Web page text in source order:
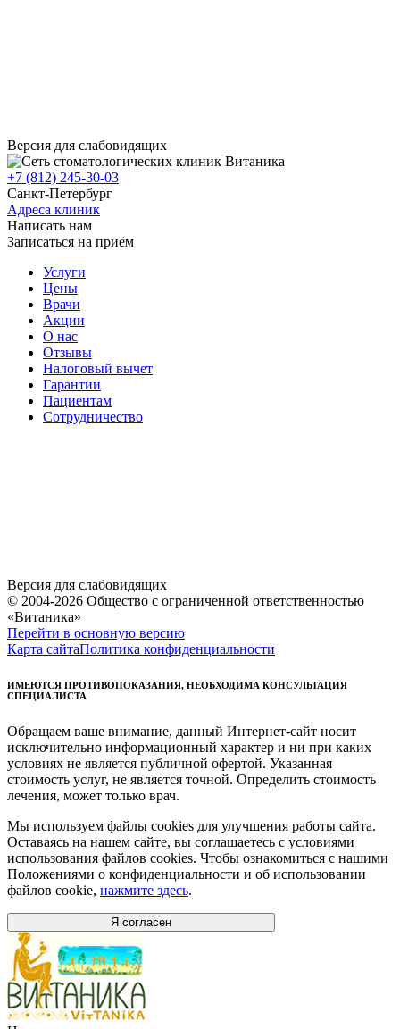
Версия для слабовидящих
+7 (812) 245-30-03
Санкт-Петербург
Адреса клиник
Написать нам
Записаться на приём
Услуги
Цены
Врачи
Акции
О нас
Отзывы
Налоговый вычет
Гарантии
Пациентам
Сотрудничество
Версия для слабовидящих
© 2004-2026 Общество с ограниченной ответственностью
«Витаника»
Перейти в основную версию
Карта сайтаПолитика конфиденциальности
ИМЕЮТСЯ ПРОТИВОПОКАЗАНИЯ, НЕОБХОДИМА КОНСУЛЬТАЦИЯ
СПЕЦИАЛИСТА
Обращаем ваше внимание, данный Интернет-сайт носит
исключительно информационный характер и ни при каких
условиях не является публичной офертой. Указанная
стоимость услуг, не является точной. Определить стоимость
лечения, может только врач.
Мы используем файлы cookies для улучшения работы сайта.
Оставаясь на нашем сайте, вы соглашаетесь с условиями
использования файлов cookies. Чтобы ознакомиться с нашими
Положениями о конфиденциальности и об использовании
файлов cookie, нажмите здесь.
Я согласен